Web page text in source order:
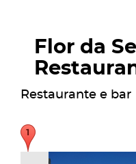
Flor da
Restaurante e bar